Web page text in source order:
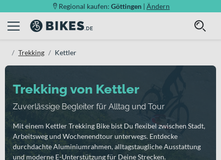
Regional kaufen: Göttingen | Ändern
Trekking Kettler
Trekking von Kettler
Zuverlässige Begleiter für Alltag und Tour
Mit einem Kettler Trekking Bike bist Du flexibel zwischen Stadt,
Arbeitsweg und Wochenendtour unterwegs. Entdecke
durchdachte Aluminiumrahmen, alltagstaugliche Ausstattung
und moderne E-Unterstützung für Deine Strecken.